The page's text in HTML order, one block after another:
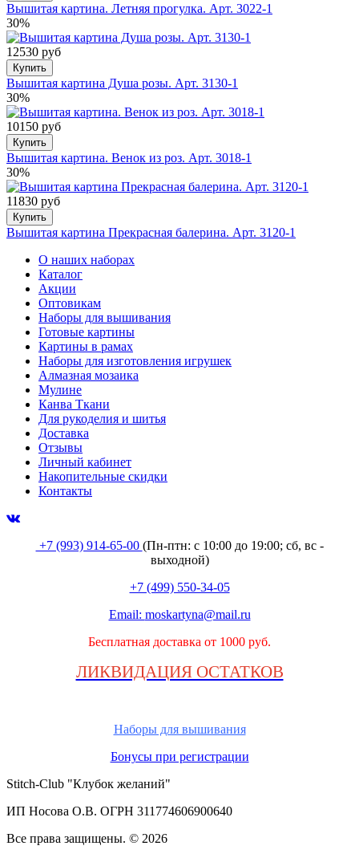
Вышитая картина. Летняя прогулка. Арт. 3022-1
30%
12530 руб
Купить
Вышитая картина Душа розы. Арт. 3130-1
30%
10150 руб
Купить
Вышитая картина. Венок из роз. Арт. 3018-1
30%
11830 руб
Купить
Вышитая картина Прекрасная балерина. Арт. 3120-1
О наших наборах
Каталог
Акции
Оптовикам
Наборы для вышивания
Готовые картины
Картины в рамах
Наборы для изготовления игрушек
Алмазная мозаика
Мулине
Канва Ткани
Для рукоделия и шитья
Доставка
Отзывы
Личный кабинет
Накопительные скидки
Контакты
+7 (993) 914-65-00 (Пн-птн: с10:00 до 19:00; сб, вс -
выходной)
+7 (499) 550-34-05
Email: moskartyna@mail.ru
Бесплатная доставка от 1000 руб.
ЛИКВИДАЦИЯ ОСТАТКОВ
Наборы для вышивания
Бонусы при регистрации
Stitch-Club "Клубок желаний"
ИП Носова О.В. ОГРН 311774606900640
Все права защищены. © 2026